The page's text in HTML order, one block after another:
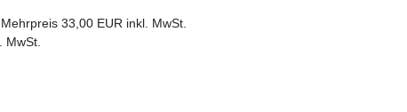
33,00 EUR inkl. MwSt.